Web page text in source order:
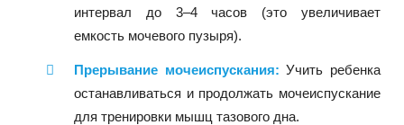
интервал до 3–4 часов (это увеличивает
емкость мочевого пузыря).
Прерывание мочеиспускания: Учить ребенка
останавливаться и продолжать мочеиспускание
для тренировки мышц тазового дна.